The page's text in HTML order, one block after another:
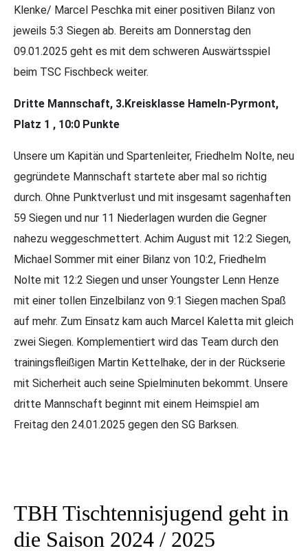
Klenke/ Marcel Peschka mit einer positiven Bilanz von
jeweils 5:3 Siegen ab. Bereits am Donnerstag den
09.01.2025 geht es mit dem schweren Auswärtsspiel
beim TSC Fischbeck weiter.
Dritte Mannschaft, 3.Kreisklasse Hameln-Pyrmont,
Platz 1 , 10:0 Punkte
Unsere um Kapitän und Spartenleiter, Friedhelm Nolte, neu
gegründete Mannschaft startete aber mal so richtig
durch. Ohne Punktverlust und mit insgesamt sagenhaften
59 Siegen und nur 11 Niederlagen wurden die Gegner
nahezu weggeschmettert. Achim August mit 12:2 Siegen,
Michael Sommer mit einer Bilanz von 10:2, Friedhelm
Nolte mit 12:2 Siegen und unser Youngster Lenn Henze
mit einer tollen Einzelbilanz von 9:1 Siegen machen Spaß
auf mehr. Zum Einsatz kam auch Marcel Kaletta mit gleich
zwei Siegen. Komplementiert wird das Team durch den
trainingsfleißigen Martin Kettelhake, der in der Rückserie
mit Sicherheit auch seine Spielminuten bekommt. Unsere
dritte Mannschaft beginnt mit einem Heimspiel am
Freitag den 24.01.2025 gegen den SG Barksen.
TBH Tischtennisjugend geht in
die Saison 2024 / 2025